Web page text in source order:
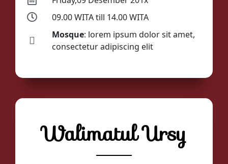
09.00 WITA till 14.00 WITA
Mosque: lorem ipsum dolor sit amet,
consectetur adipiscing elit
Walimatul Ursy